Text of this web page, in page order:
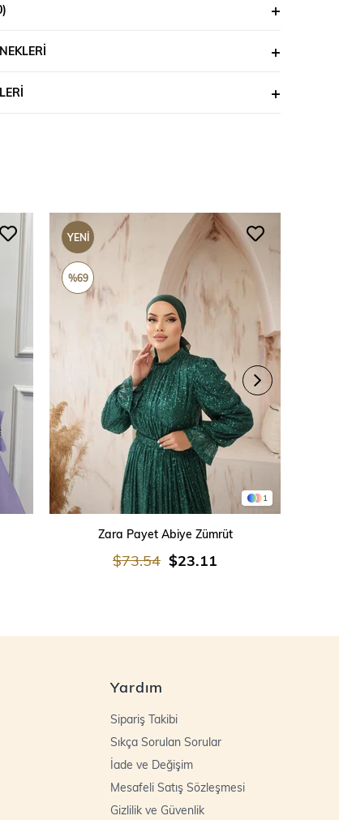
1
Zara Payet Abiye Zümrüt
$23.11
$73.54
YENI
ÜRÜN
%69
Yardım
Sipariş Takibi
Sıkça Sorulan Sorular
İade ve Değişim
Mesafeli Satış Sözleşmesi
Gizlilik ve Güvenlik